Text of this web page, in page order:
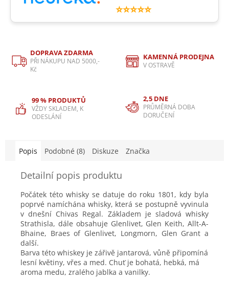
⭐⭐⭐⭐⭐
DOPRAVA ZDARMA
PŘI NÁKUPU NAD 5000,-
Kč
KAMENNÁ PRODEJNA
V OSTRAVĚ
99 % PRODUKTŮ
VŽDY SKLADEM, K
ODESLÁNÍ
2,5 DNE
PRŮMĚRNÁ DOBA
DORUČENÍ
Popis Podobné (8) Diskuze Značka
Detailní popis produktu
Počátek této whisky se datuje do roku 1801, kdy byla
poprvé namíchána whisky, která se postupně vyvinula
v dnešní Chivas Regal. Základem je sladová whisky
Strathisla, dále obsahuje Glenlivet, Glen Keith, Allt-A-
Bhaine, Braes of Glenlivet, Longmorn, Glen Grant a
další.
Barva této whiskey je zářivě jantarová, vůně připomíná
lesní květiny, vřes a med. Chuť je bohatá, hebká, má
aroma medu, zralého jablka a vanilky.